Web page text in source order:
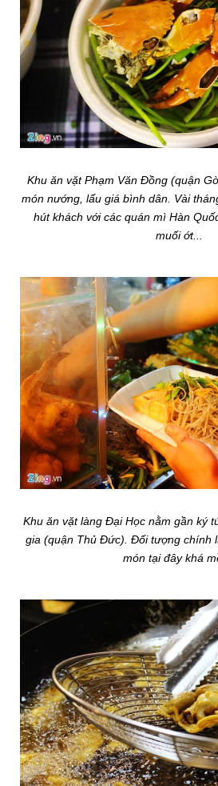
Khu ăn vặt Phạm Văn Đồng (quận
món nướng, lẩu giá bình dân. Vài
hút khách với các quán mì Hàn
muối ớt...
Khu ăn vặt làng Đại Học nằm gần ký
gia (quận Thủ Đức). Đối tượng chính
món tại đây khá